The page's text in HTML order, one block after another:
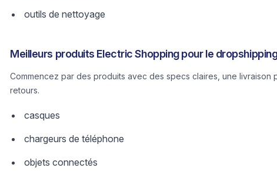
outils de nettoyage
Meilleurs produits Electric Shopping pour le
Commencez par des produits avec des specs claires, une
retours.
casques
chargeurs de téléphone
objets connectés